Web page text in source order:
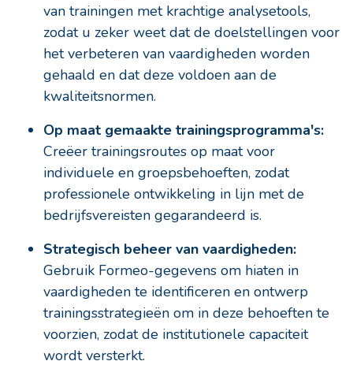
van trainingen met krachtige analysetools,
zodat u zeker weet dat de doelstellingen voor
het verbeteren van vaardigheden worden
gehaald en dat deze voldoen aan de
kwaliteitsnormen.
Op maat gemaakte trainingsprogramma's:
Creëer trainingsroutes op maat voor
individuele en groepsbehoeften, zodat
professionele ontwikkeling in lijn met de
bedrijfsvereisten gegarandeerd is.
Strategisch beheer van vaardigheden:
Gebruik Formeo-gegevens om hiaten in
vaardigheden te identificeren en ontwerp
trainingsstrategieën om in deze behoeften te
voorzien, zodat de institutionele capaciteit
wordt versterkt.